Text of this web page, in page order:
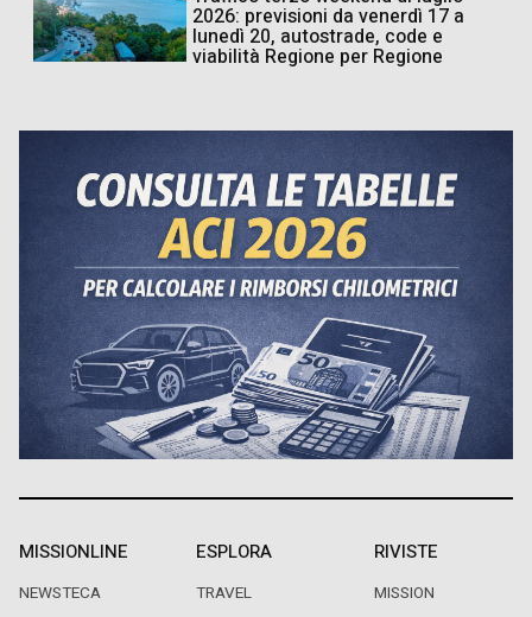
2026: previsioni da venerdì 17 a
lunedì 20, autostrade, code e
viabilità Regione per Regione
MISSIONLINE
NEWSTECA
ESPLORA
TRAVEL
RIVISTE
MISSION